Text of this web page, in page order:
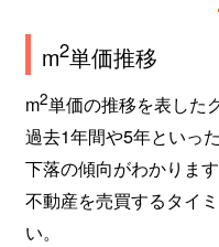
m2単価推移
m2単価の推移を表した
過去1年間や5年といっ
下落の傾向がわかります
不動産を売買するタイ
い。